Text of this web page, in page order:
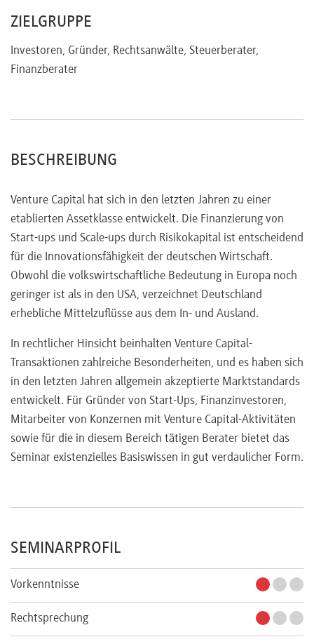
ZIELGRUPPE
Investoren, Gründer, Rechtsanwälte, Steuerberater,
Finanzberater
BESCHREIBUNG
Venture Capital hat sich in den letzten Jahren zu einer
etablierten Assetklasse entwickelt. Die Finanzierung von
Start-ups und Scale-ups durch Risikokapital ist entscheidend
für die Innovationsfähigkeit der deutschen Wirtschaft.
Obwohl die volkswirtschaftliche Bedeutung in Europa noch
geringer ist als in den USA, verzeichnet Deutschland
erhebliche Mittelzuflüsse aus dem In- und Ausland.
In rechtlicher Hinsicht beinhalten Venture Capital-
Transaktionen zahlreiche Besonderheiten, und es haben sich
in den letzten Jahren allgemein akzeptierte Marktstandards
entwickelt. Für Gründer von Start-Ups, Finanzinvestoren,
Mitarbeiter von Konzernen mit Venture Capital-Aktivitäten
sowie für die in diesem Bereich tätigen Berater bietet das
Seminar existenzielles Basiswissen in gut verdaulicher Form.
SEMINARPROFIL
Vorkenntnisse
Rechtsprechung